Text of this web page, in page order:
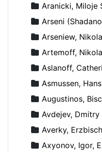
Aranicki, Miloje
Arseni
Arseniew,
Artemoff,
Aslanoff,
Asmussen,
Augustinos,
Avdejev, Dmitry
Averky,
Axyonov, Igor,